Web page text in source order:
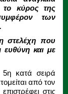
το κύρος της
των
στελέχη που
ευθύνη και με
κατά σειρά
από τον
στις